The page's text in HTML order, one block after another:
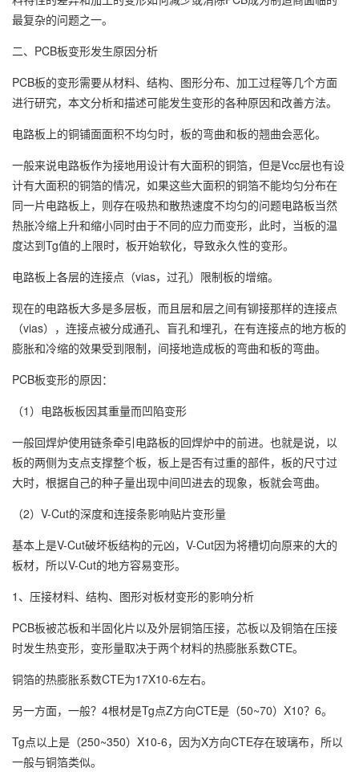
最复杂的问题之一。
二、PCB板变形发生原因分析
PCB板的变形需要从材料、结构、图形分布、加工过程等几个方面
进行研究，本文分析和描述可能发生变形的各种原因和改善方法。
电路板上的铜铺面面积不均匀时，板的弯曲和板的翘曲会恶化。
一般来说电路板作为接地用设计有大面积的铜箔，但是Vcc层也有设
计有大面积的铜箔的情况，如果这些大面积的铜箔不能均匀分布在
同一片电路板上，则存在吸热和散热速度不均匀的问题电路板当然
热胀冷缩上升和缩小同时由于不同的应力而变形，此时，当板的温
度达到Tg值的上限时，板开始软化，导致永久性的变形。
电路板上各层的连接点（vias，过孔）限制板的增缩。
现在的电路板大多是多层板，而且层和层之间有铆接那样的连接点
（vias），连接点被分成通孔、盲孔和埋孔，在有连接点的地方板的
膨胀和冷缩的效果受到限制，间接地造成板的弯曲和板的弯曲。
PCB板变形的原因：
（1）电路板板因其重量而凹陷变形
一般回焊炉使用链条牵引电路板的回焊炉中的前进。也就是说，以
板的两侧为支点支撑整个板，板上是否有过重的部件，板的尺寸过
大时，根据自己的种子量出现中间凹进去的现象，板就会弯曲。
（2）V-Cut的深度和连接条影响贴片变形量
基本上是V-Cut破坏板结构的元凶，V-Cut因为将槽切向原来的大的
板材，所以V-Cut的地方容易变形。
1、压接材料、结构、图形对板材变形的影响分析
PCB板被芯板和半固化片以及外层铜箔压接，芯板以及铜箔在压接
时发生热变形，变形量取决于两个材料的热膨胀系数CTE。
铜箔的热膨胀系数CTE为17X10-6左右。
另一方面，一般？4根材是Tg点Z方向CTE是（50~70）X10？6。
Tg点以上是（250~350）X10-6，因为X方向CTE存在玻璃布，所以
一般与铜箔类似。